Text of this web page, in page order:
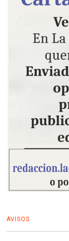
AVISOS